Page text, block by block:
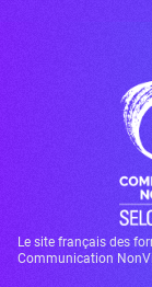
Le site français des
Communication